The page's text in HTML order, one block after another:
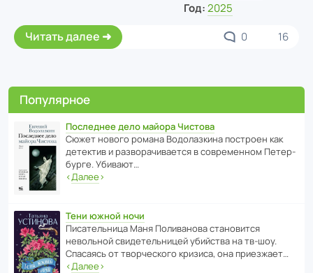
Год: 2025
Читать далее 0 16
Популярное
Последнее дело майора Чистова
Сюжет нового романа Водо­ла­з­кина пост­роен как
дете­ктив и разво­ра­чи­ва­ется в совре­менном Пете­р­
бурге. Убивают…
‹Далее›
Тени южной ночи
Писа­тель­ница Маня Поли­ва­нова стано­вится
невольной свиде­тель­ницей убийства на тв-шоу.
Спасаясь от твор­че­с­кого кризиса, она приезжает…
‹Далее›